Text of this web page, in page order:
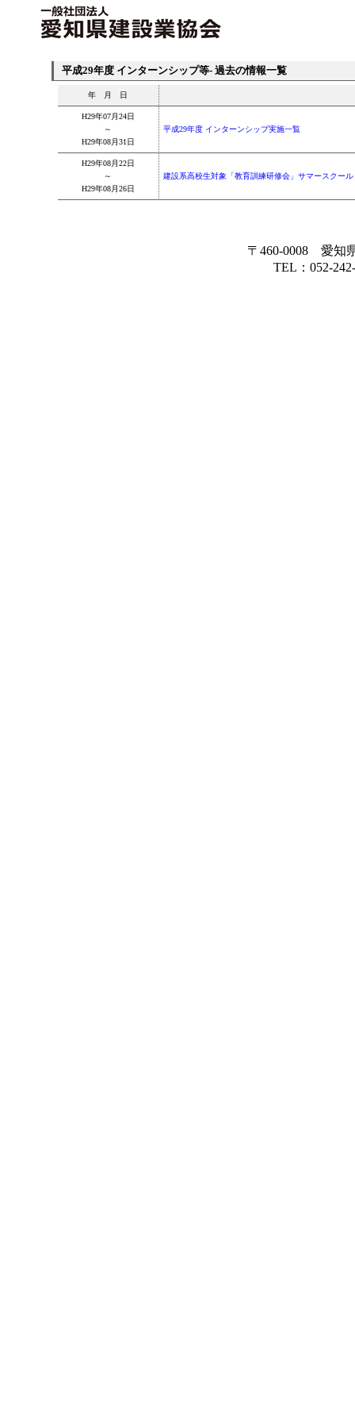
平成29年度 インターンシップ等- 過去の情報一覧
年 月 日
H29年07月24日
～
H29年08月31日
平成29年度 インターンシップ実施一覧
H29年08月22日
～
H29年08月26日
建設系高校生対象「教育訓練研修会」サマースクール
〒460-0008 愛知
TEL：052-